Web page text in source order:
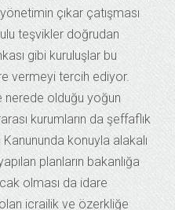
çıkar çatışması
teşvikler doğrudan
gibi kuruluşlar bu
vermeyi tercih ediyor.
nerede olduğu yoğun
kurumların da şeffaflık
Kanununda konuyla alakalı
planların bakanlığa
olması da idare
icrailik ve özerkliğe